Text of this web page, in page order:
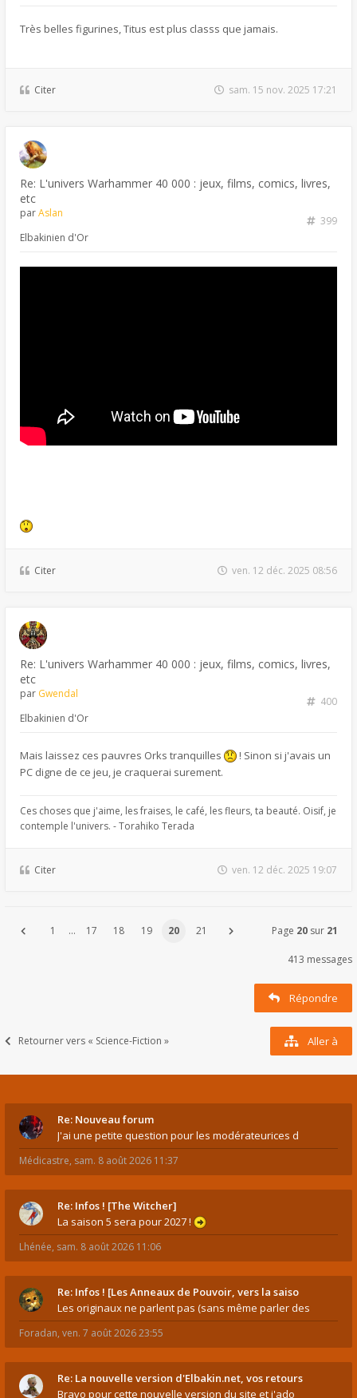
Très belles figurines, Titus est plus classs que jamais.
Citer sam. 15 nov. 2025 17:21
Re: L'univers Warhammer 40 000 : jeux, films, comics, livres,
etc
399
parAslan
Elbakinien d'Or
Citer ven. 12 déc. 2025 08:56
Re: L'univers Warhammer 40 000 : jeux, films, comics, livres,
etc
400
par Gwendal
Elbakinien d'Or
Mais laissez ces pauvres Orks tranquilles
! Sinon si j'avais un
PC digne de ce jeu, je craquerai surement.
Ces choses que j'aime, les fraises, le café, les fleurs, ta beauté. Oisif, je
contemple l'univers. - Torahiko Terada
Citer ven. 12 déc. 2025 19:07
1 … 17 18 19 20 21 Page 20 sur 21
413 messages
Répondre
Retourner vers « Science-Fiction » Aller à
Re: Nouveau forum
J'ai une petite question pour les modérateurices d
Médicastre, sam. 8 août 2026 11:37
Re: Infos ! [The Witcher]
La saison 5 sera pour 2027 !
Lhénée, sam. 8 août 2026 11:06
Re: Infos ! [Les Anneaux de Pouvoir, vers la saiso
Les originaux ne parlent pas (sans même parler des
Foradan, ven. 7 août 2026 23:55
Re: La nouvelle version d'Elbakin.net, vos retours
Bravo pour cette nouvelle version du site et j'ado